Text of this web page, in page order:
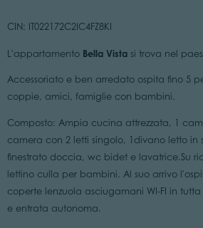
CIN: IT022172C2IC4FZ8KI
L'appartamento Bella Vistasi trova nel
Accessoriato e ben arredato ospita fino 5
coppie, amici, famiglie con bambini.
Composto: Ampia cucina attrezzata, 1
camera con 2 letti singolo, 1divano letto
finestrato doccia, wc bidet e lavatrice.Su
lettino culla per bambini. Al suo arrivo
coperte lenzuola asciugamani WI-FI in
e entrata autonoma.